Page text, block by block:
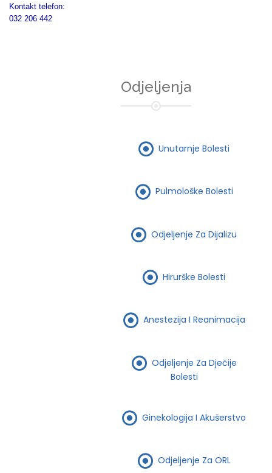
Kontakt telefon:
032 206 442
Odjeljenja
Unutarnje Bolesti
Pulmološke Bolesti
Odjeljenje Za Dijalizu
Hirurške Bolesti
Anestezija I Reanimacija
Odjeljenje Za Dječije
Bolesti
Ginekologija I Akušerstvo
Odjeljenje Za ORL